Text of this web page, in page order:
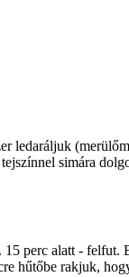
ledaráljuk
simára
perc alatt - felfut.
hűtőbe rakjuk,